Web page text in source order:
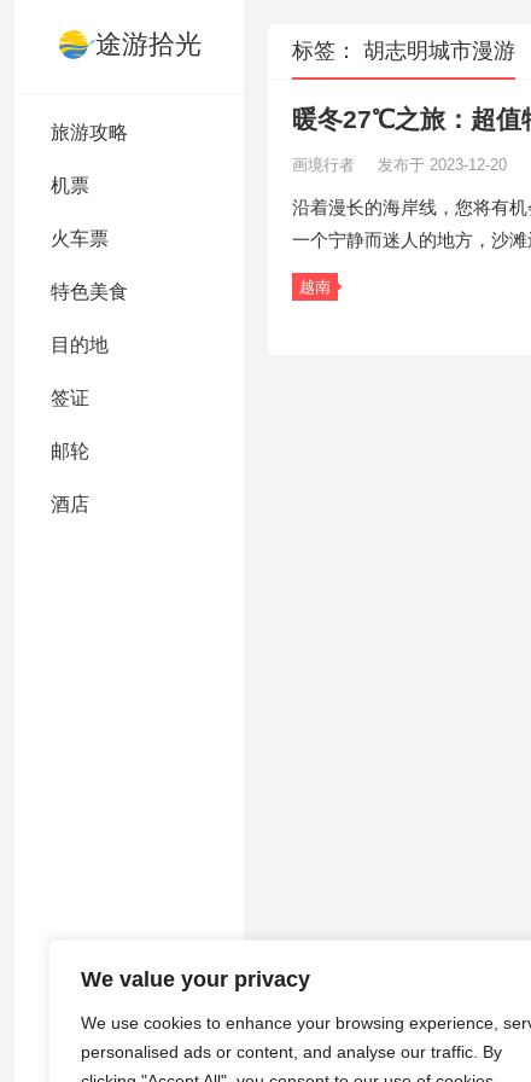
We value your privacy
We use cookies to enhance your browsing experience,
personalised ads or content, and analyse our traffic. By
途游拾光
旅游攻略
机票
火车票
特色美食
目的地
签证
邮轮
酒店
标签： 胡志明城市漫游
暖冬27℃之旅：超值
画境行者 发布于 2023-12-20
沿着漫长的海岸线，您将有
一个宁静而迷人的地方，沙
越南
© 2026途游拾光·隐私政策| 服